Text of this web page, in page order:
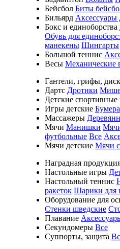
Бейсбол Биты
Бильярд Аксессуары
Бокс и единоборства
Обувь для
манекены Шингарты
Большой теннис
Весы Механические
Гантели, грифы,
Дартс Дротики
Детские
Игры детские
Массажеры
Мячи Манишки
футбольные Все
Мячи детские Мячи
Наградная
Настольные игры
Настольный теннис
ракеток Шарики для
Оборудование для
Стенки шведские
Плавание
Секундомеры Все
Суппорты, защита